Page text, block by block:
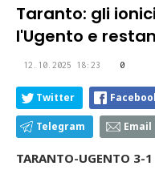
Taranto: gli
l'Ugento e
12.10.2025 18:23 0
Twitter
Telegram Email
TARANTO-UGENTO 3-1